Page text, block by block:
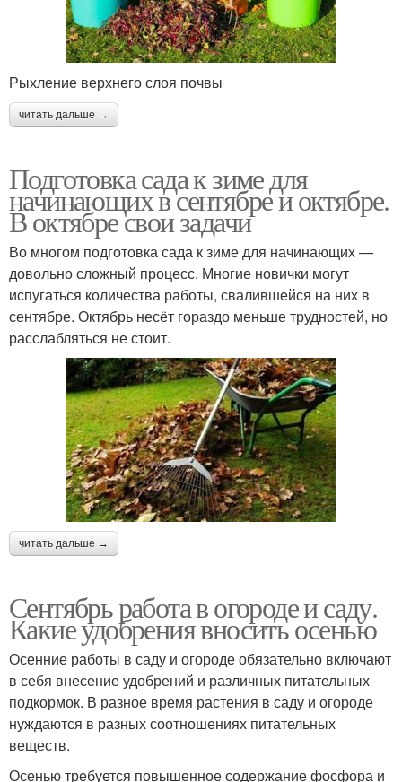
Рыхление верхнего слоя почвы
читать дальше →
Подготовка сада к зиме для
начинающих в сентябре и октябре.
В октябре свои задачи
Во многом подготовка сада к зиме для начинающих —
довольно сложный процесс. Многие новички могут
испугаться количества работы, свалившейся на них в
сентябре. Октябрь несёт гораздо меньше трудностей, но
расслабляться не стоит.
читать дальше →
Сентябрь работа в огороде и саду.
Какие удобрения вносить осенью
Осенние работы в саду и огороде обязательно включают
в себя внесение удобрений и различных питательных
подкормок. В разное время растения в саду и огороде
нуждаются в разных соотношениях питательных
веществ.
Осенью требуется повышенное содержание фосфора и